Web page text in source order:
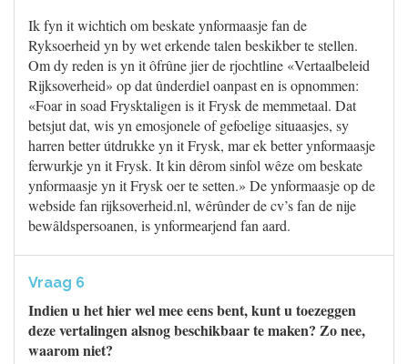
Ik fyn it wichtich om beskate ynformaasje fan de
Ryksoerheid yn by wet erkende talen beskikber te stellen.
Om dy reden is yn it ôfrûne jier de rjochtline «Vertaalbeleid
Rijksoverheid» op dat ûnderdiel oanpast en is opnommen:
«Foar in soad Frysktaligen is it Frysk de memmetaal. Dat
betsjut dat, wis yn emosjonele of gefoelige situaasjes, sy
harren better útdrukke yn it Frysk, mar ek better ynformaasje
ferwurkje yn it Frysk. It kin dêrom sinfol wêze om beskate
ynformaasje yn it Frysk oer te setten.» De ynformaasje op de
webside fan rijksoverheid.nl, wêrûnder de cv’s fan de nije
bewâldspersoanen, is ynformearjend fan aard.
Vraag 6
Indien u het hier wel mee eens bent, kunt u toezeggen
deze vertalingen alsnog beschikbaar te maken? Zo nee,
waarom niet?